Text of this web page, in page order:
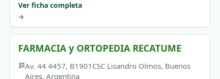
Ver ficha completa
→
FARMACIA y ORTOPEDIA RECATUME
Av. 44 4457, B1901CSC Lisandro Olmos, Buenos
Aires, Argentina